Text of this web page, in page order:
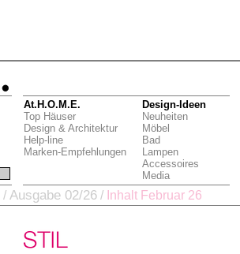
At.H.O.M.E.
Top Häuser
Design & Architektur
Help-line
Marken-Empfehlungen
Design-Ideen
Neuheiten
Möbel
Bad
Lampen
Accessoires
Media
/ Ausgabe 02/26 / Inhalt Februar 26